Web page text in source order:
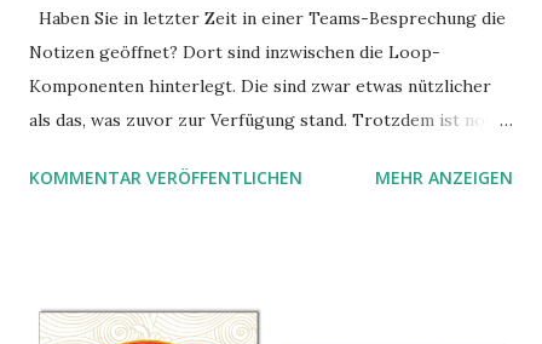
Haben Sie in letzter Zeit in einer Teams-Besprechung die
Notizen geöffnet? Dort sind inzwischen die Loop-
Komponenten hinterlegt. Die sind zwar etwas nützlicher
als das, was zuvor zur Verfügung stand. Trotzdem ist noch
Stolperfallen. Hier ein erster, kritischer Blick auf das was
KOMMENTAR VERÖFFENTLICHEN MEHR ANZEIGEN